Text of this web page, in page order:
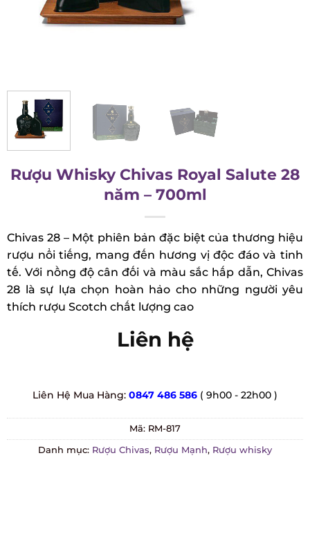
Rượu Whisky Chivas Royal Salute
28 năm – 700ml
Chivas 28 – Một phiên bản đặc biệt của thương
hiệu rượu nổi tiếng, mang đến hương vị độc đáo
và tinh tế. Với nồng độ cân đối và màu sắc hấp
dẫn, Chivas 28 là sự lựa chọn hoàn hảo cho những
người yêu thích rượu Scotch chất lượng cao
Liên hệ
Liên Hệ Mua Hàng:0847 486 586 ( 9h00 - 22h00 )
Mã:RM-817
Danh mục:Rượu Chivas,Rượu Mạnh,Rượu whisky